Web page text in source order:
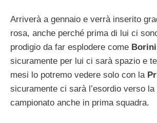
Arriverà a gennaio e verrà inserito
rosa, anche perché prima di lui ci
prodigio da far esplodere come Borini
sicuramente per lui ci sarà spazio e
mesi lo potremo vedere solo con la
sicuramente ci sarà l’esordio verso la
campionato anche in prima squadra.